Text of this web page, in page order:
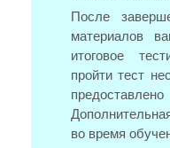
После
материалов
итоговое
пройти тест
во время